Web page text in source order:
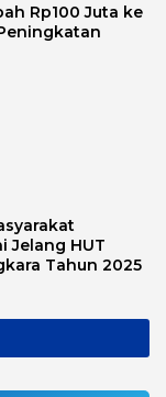
Rp100 Juta ke
Jelang HUT
Tahun 2025